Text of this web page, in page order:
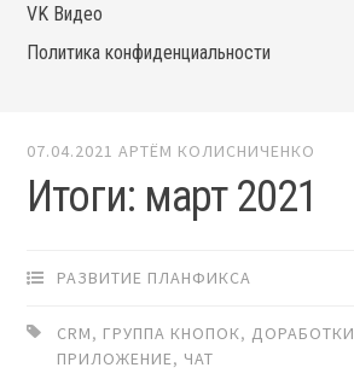
VK Видео
Политика конфиденциальности
07.04.2021 АРТЁМ КОЛИСНИЧЕНКО
Итоги: март 2021
РАЗВИТИЕ ПЛАНФИКСА
CRM, ГРУППА КНОПОК, ДОРАБОТКИ
ПРИЛОЖЕНИЕ, ЧАТ